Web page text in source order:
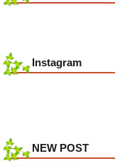
Instagram
NEW POST